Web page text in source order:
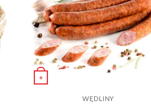
+
WĘDLINY